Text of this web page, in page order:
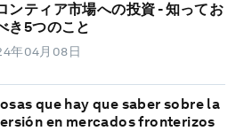
ンティア市場への投資 - 知ってお
き5つのこと
年04月08日
que hay que saber sobre la
en mercados fronterizos